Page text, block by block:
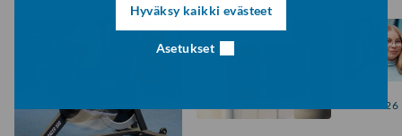
Hyväksy kaikki evästeet
Asetukset
24.6.2026